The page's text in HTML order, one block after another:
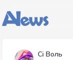
Сі Воль